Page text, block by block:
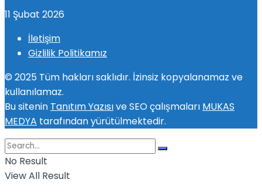
11 Şubat 2026
İletişim
Gizlilik Politikamız
© 2025 Tüm hakları saklıdır. İzinsiz kopyalanamaz ve
kullanılamaz.
Bu sitenin Tanıtım Yazısıve SEO çalışmaları MUKAS
MEDYA tarafından yürütülmektedir.
No Result
View All Result